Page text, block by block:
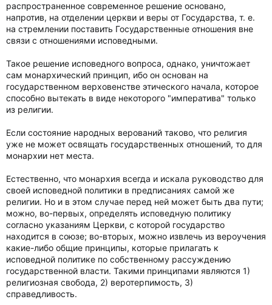
распространенное современное решение основано,
напротив, на отделении церкви и веры от Государства, т. е.
на стремлении поставить Государственные отношения вне
связи с отношениями исповедными.
Такое решение исповедного вопроса, однако, уничтожает
сам монархический принцип, ибо он основан на
государственном верховенстве этического начала, которое
способно вытекать в виде некоторого "императива" только
из религии.
Если состояние народных верований таково, что религия
уже не может освящать государственных отношений, то для
монархии нет места.
Естественно, что монархия всегда и искала руководство для
своей исповедной политики в предписаниях самой же
религии. Но и в этом случае перед ней может быть два пути;
можно, во-первых, определять исповедную политику
согласно указаниям Церкви, с которой государство
находится в союзе; во-вторых, можно извлечь из вероучения
какие-либо общие принципы, которые прилагать к
исповедной политике по собственному рассуждению
государственной власти. Такими принципами являются 1)
религиозная свобода, 2) веротерпимость, 3)
справедливость.